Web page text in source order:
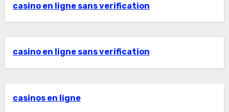
casino en ligne sans verification
casino en ligne sans verification
casinos en ligne